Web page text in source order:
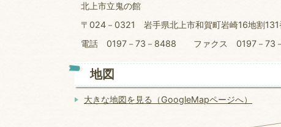
北上市立鬼の館
〒024－0321 岩手県北上市和賀町岩崎16地割131
電話 0197－73－8488 ファクス 0197－73
地図
大きな地図を見る（GoogleMapページへ）